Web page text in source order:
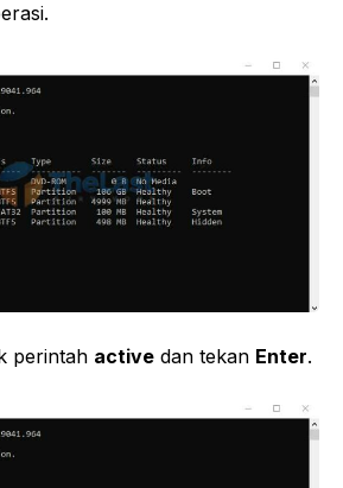
perintah active dan tekan Enter.